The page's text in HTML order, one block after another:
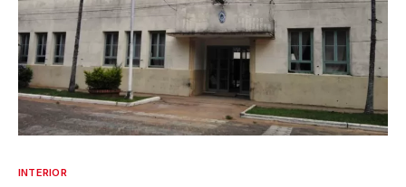
INTERIOR